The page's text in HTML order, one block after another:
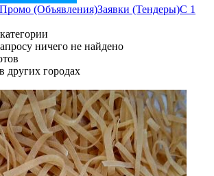
Промо (Объявления)Заявки (Тендеры)С 1
ничего не найдено
в других городах